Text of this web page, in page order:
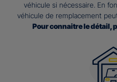
véhicule si nécessaire. En
véhicule de remplacement
Pour connaitre le détail,